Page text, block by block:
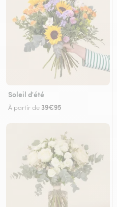
Soleil d'été
À partir de 39€95